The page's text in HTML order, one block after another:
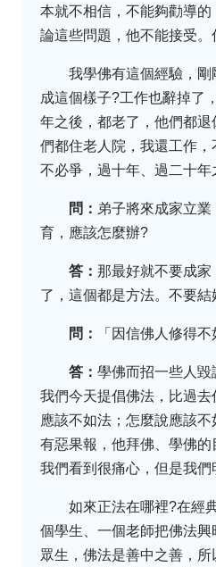
本就不相信，不能夠勸導
論這些問題，他不能接受。
我學佛有這個經驗，
成這個樣子?工作也辭掉了
年之後，都老了，他們都
們都住老人院，我還工作
不必爭，過十年、過二十年
問： 弟子將來成家立
育，應該怎麼辦?
答： 那最好就不要成
了，這個都是方法。不要結
問： 「因信佛人修得
答： 學佛而招一些人毀
我們今天提倡佛法，比過
應該不如法；怎麼說應該
有惡果報，他拜佛、學佛
我們看到很痛心，但是我
如來正法在哪裡?在經
個學生、一個老師把佛法
眾生，佛法是善中之善，